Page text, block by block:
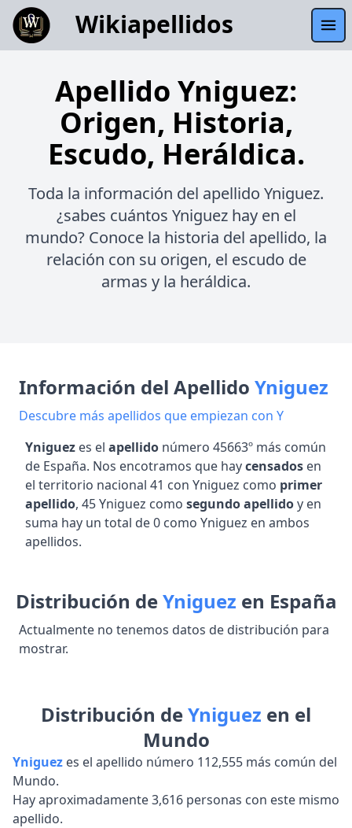
Wikiapellidos
Apellido Yniguez:
Origen, Historia,
Escudo, Heráldica.
Toda la información del apellido Yniguez.
¿sabes cuántos Yniguez hay en el
mundo? Conoce la historia del apellido, la
relación con su origen, el escudo de
armas y la heráldica.
Información del Apellido Yniguez
Descubre más apellidos que empiezan con Y
Yniguez es el apellido número 45663º más común
de España. Nos encotramos que haycensados en
el territorio nacional 41 con Yniguez como primer
apellido, 45 Yniguez como segundo apellidoy en
suma hay un total de 0 como Yniguez en ambos
apellidos.
Distribución deYniguez en España
Actualmente no tenemos datos de distribución para
mostrar.
Distribución deYniguez en el
Mundo
Yniguez es el apellido número 112,555 más común del
Mundo.
Hay aproximadamente 3,616 personas con este mismo
apellido.